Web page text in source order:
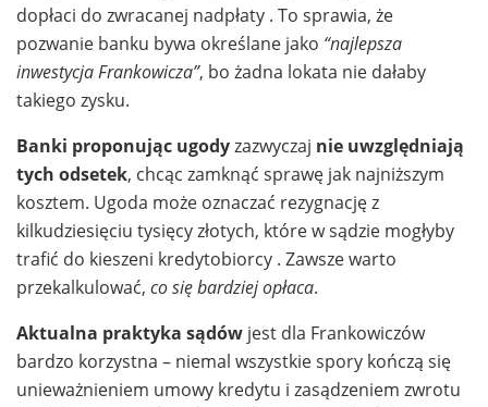
dopłaci do zwracanej nadpłaty . To sprawia, że
pozwanie banku bywa określane jako “najlepsza
inwestycja Frankowicza”, bo żadna lokata nie dałaby
takiego zysku.
Banki proponując ugodyzazwyczaj nie uwzględniają
tych odsetek, chcąc zamknąć sprawę jak najniższym
kosztem. Ugoda może oznaczać rezygnację z
kilkudziesięciu tysięcy złotych, które w sądzie mogłyby
trafić do kieszeni kredytobiorcy . Zawsze warto
przekalkulować, co się bardziej opłaca.
Aktualna praktyka sądów jest dla Frankowiczów
bardzo korzystna – niemal wszystkie spory kończą się
unieważnieniem umowy kredytu i zasądzeniem zwrotu